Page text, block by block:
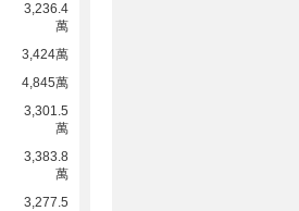
3,236.4
萬
3,424萬
4,845萬
3,301.5
萬
3,383.8
萬
3,277.5